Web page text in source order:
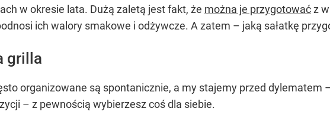
w okresie lata. Dużą zaletą jest fakt, że można je przygotowaćz
ich walory smakowe i odżywcze. A zatem – jaką sałatkę
grilla
organizowane są spontanicznie, a my stajemy przed dylematem
– z pewnością wybierzesz coś dla siebie.